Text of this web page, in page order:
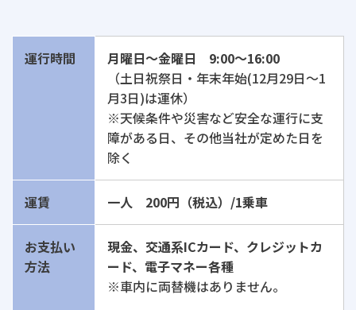
運行時間
月曜日〜金曜日 9:00〜16:00
（土日祝祭日・年末年始(12月29日～1
月3日)は運休）
※天候条件や災害など安全な運行に支
障がある日、その他当社が定めた日を
除く
運賃 一人 200円（税込）/1乗車
お支払い
方法
現金、交通系ICカード、クレジットカ
ード、電子マネー各種
※車内に両替機はありません。